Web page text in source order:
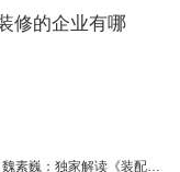
修的企业有哪
上一篇: 解析装配内装发展痛点，支招行业转型关键- 魏素巍：独家解读《装配式内装修技术标准》（中）